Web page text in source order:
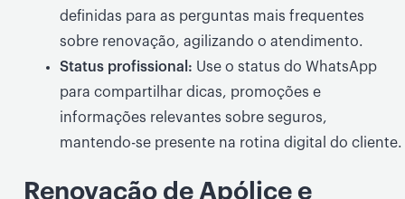
definidas para as perguntas mais frequentes
sobre renovação, agilizando o atendimento.
Status profissional: Use o status do WhatsApp
para compartilhar dicas, promoções e
informações relevantes sobre seguros,
mantendo-se presente na rotina digital do cliente.
Renovação de Apólice e